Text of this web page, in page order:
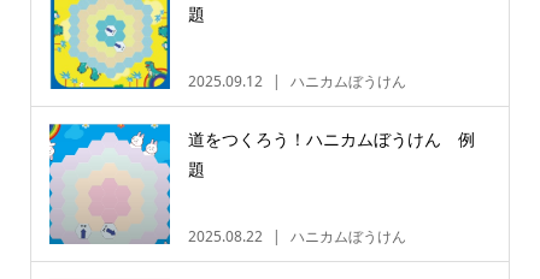
題
2025.09.12 ハニカムぼうけん
道をつくろう！ハニカムぼうけん 例
題
2025.08.22 ハニカムぼうけん